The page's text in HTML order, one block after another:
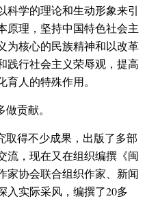
科学的理论和生动形象来引
原理，坚持中国特色社会主
为核心的民族精神和以改革
践行社会主义荣辱观，提高
人的特殊作用。
贡献。
取得不少成果，出版了多部
流，现在又在组织编撰《闽
家协会联合组织作家、新闻
入实际采风，编撰了20多